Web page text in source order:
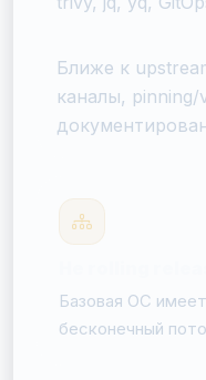
Ближе к
каналы,
Базовая ОС
бесконечный